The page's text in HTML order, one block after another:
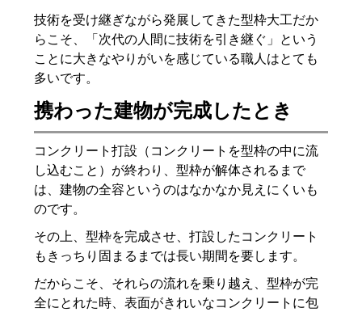
技術を受け継ぎながら発展してきた型枠大工だか
らこそ、「次代の人間に技術を引き継ぐ」という
ことに大きなやりがいを感じている職人はとても
多いです。
携わった建物が完成したとき
コンクリート打設（コンクリートを型枠の中に流
し込むこと）が終わり、型枠が解体されるまで
は、建物の全容というのはなかなか見えにくいも
のです。
その上、型枠を完成させ、打設したコンクリート
もきっちり固まるまでは長い期間を要します。
だからこそ、それらの流れを乗り越え、型枠が完
全にとれた時、表面がきれいなコンクリートに包